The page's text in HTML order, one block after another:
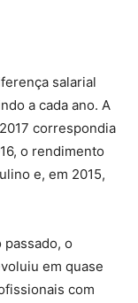
salarial
a cada ano. A
correspondia
o rendimento
e, em 2015,
passado, o
em quase
com